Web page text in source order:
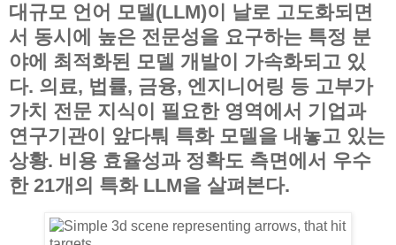
대규모 언어 모델(LLM)이 날로 고도화되면
서 동시에 높은 전문성을 요구하는 특정 분
야에 최적화된 모델 개발이 가속화되고 있
다. 의료, 법률, 금융, 엔지니어링 등 고부가
가치 전문 지식이 필요한 영역에서 기업과
연구기관이 앞다퉈 특화 모델을 내놓고 있는
상황. 비용 효율성과 정확도 측면에서 우수
한 21개의 특화 LLM을 살펴본다.